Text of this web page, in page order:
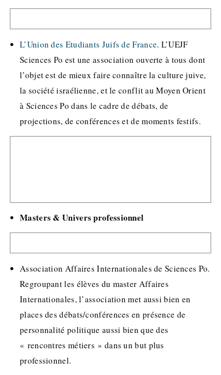
L’Union des Etudiants Juifs de France. L’UEJF
Sciences Po est une association ouverte à tous dont
l’objet est de mieux faire connaître la culture juive,
la société israélienne, et le conflit au Moyen Orient
à Sciences Po dans le cadre de débats, de
projections, de conférences et de moments festifs.
Masters & Univers professionnel
Association Affaires Internationales de Sciences Po.
Regroupant les élèves du master Affaires
Internationales, l’association met aussi bien en
places des débats/conférences en présence de
personnalité politique aussi bien que des
« rencontres métiers » dans un but plus
professionnel.